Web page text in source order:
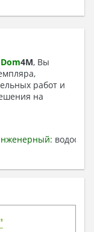
Dom4M, Вы
работ и
на